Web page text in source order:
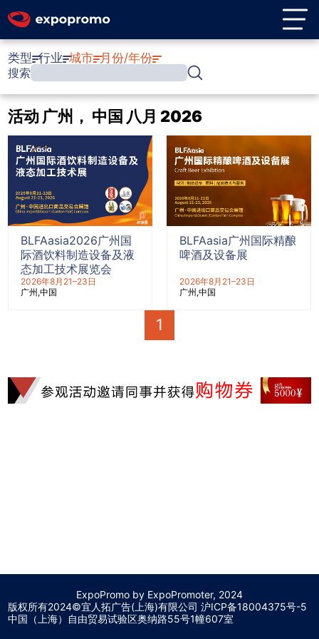
类型 行业 城市 月份/年份
搜索
活动 广州， 中国 八月 2026
BLFAasia2026广州国
际酒饮料制造设备及液
态加工技术展览会
2026年8月21–23日
广州 中国
BLFAasia广州国际精酿
啤酒及设备展
2026年8月21–23日
广州 中国
1
ExpoPromo by ExpoPromoter, 2024
版权所有2024©宜人拓广告(上海)有限公司 沪ICP备18004375号-5
中国（上海）自由贸易试验区奥纳路55号1幢607室